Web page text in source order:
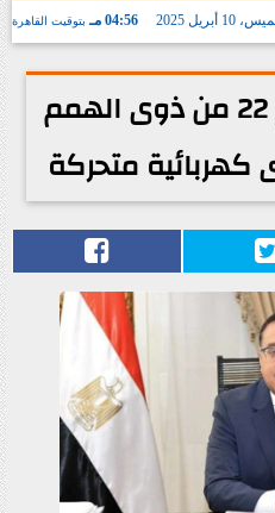
10 أبريل 2025 04:56 مـ بتوقيت القاهرة
رئيس الوزراء يسلم 22 من ذوى الهمم
متحركة